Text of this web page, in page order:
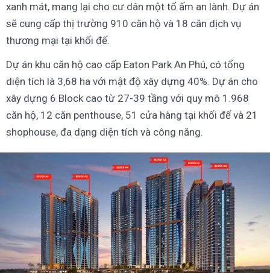
xanh mát, mang lại cho cư dân một tổ ấm an lành. Dự án
sẽ cung cấp thị trường 910 căn hộ và 18 căn dịch vụ
thương mại tại khối đế.
Dự án khu căn hộ cao cấp Eaton Park An Phú, có tổng
diện tích là 3,68 ha với mật độ xây dựng 40%. Dự án cho
xây dựng 6 Block cao từ 27-39 tầng với quy mô 1.968
căn hộ, 12 căn penthouse, 51 cửa hàng tại khối đế và 21
shophouse, đa dạng diện tích và công năng.